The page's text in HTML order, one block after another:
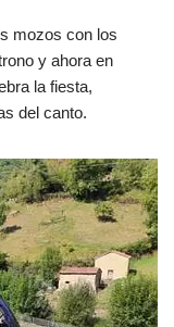
mozos con los
y ahora en
la fiesta,
del canto.